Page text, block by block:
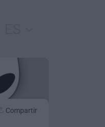
Compartir